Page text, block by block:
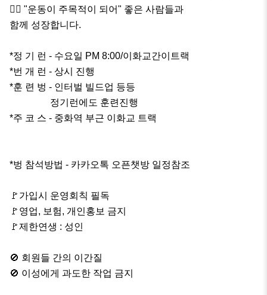
🏃‍♀️ "운동이 주목적이 되어" 좋은 사람들과
함께 성장합니다.
*정 기 런 - 수요일 PM 8:00/이화교간이트랙
*번 개 런 - 상시 진행
*훈 련 벙 - 인터벌 빌드업 등등
*주 코 스 - 중화역 부근 이화교 트랙
*벙 참석방법 - 카카오톡 오픈챗방 일정참조
🚩가입시 운영회칙 필독
🚩영업, 보험, 개인홍보 금지
🚩제한연생 : 성인
🚫 회원들 간의 이간질
🚫 이성에게 과도한 작업 금지